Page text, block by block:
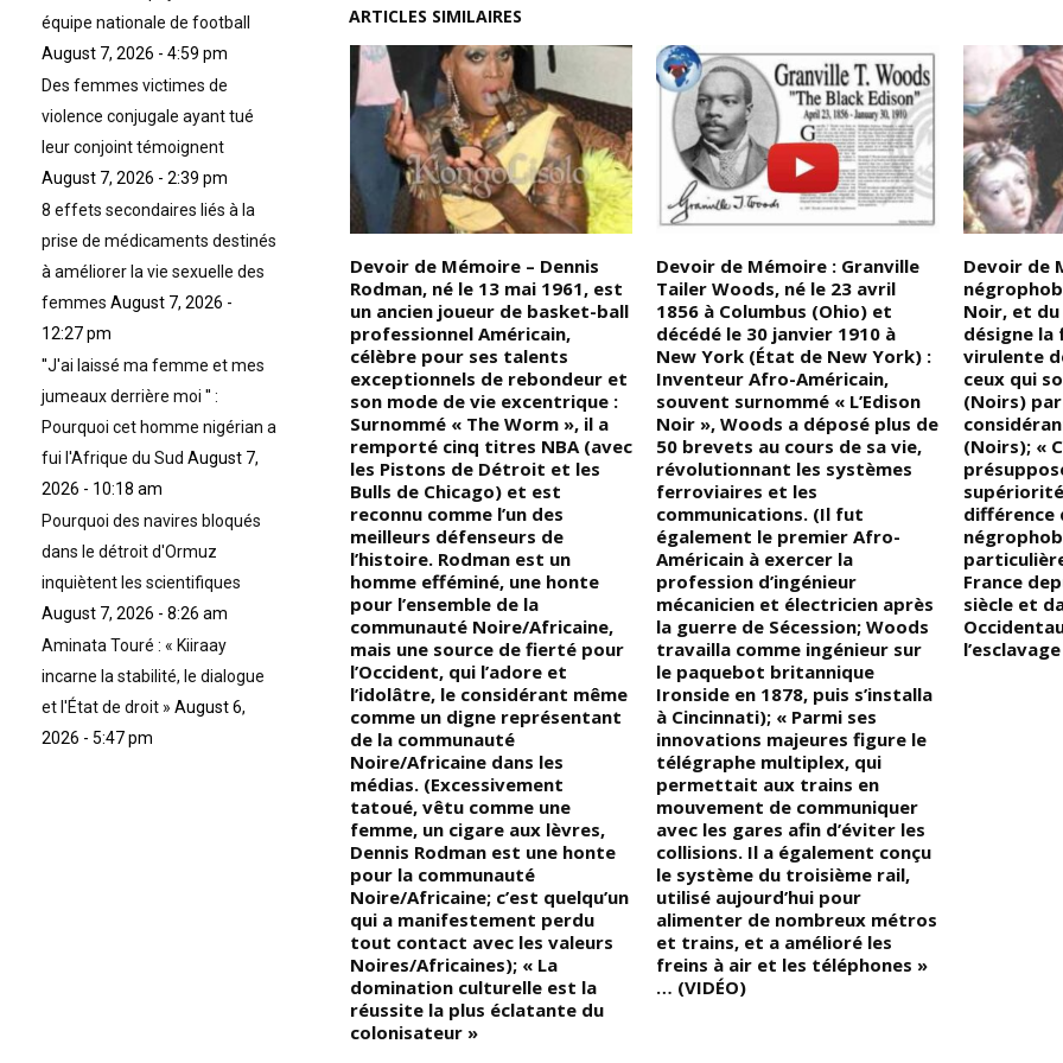
ARTICLES SIMILAIRES
Devoir de Mémoire – Amelia
noblesse sont jetées aux
oubliettes : Une femme
Noire/Africaine nommée Amelia
Bassano Lanier aurait-elle écrit
en secret les pièces de
Shakespeare ? La rumeur
circule depuis des années selon
laquelle une femme
Noire/Africaine nommée Amelia
Bassano Lanier serait l’auteure
responsable de toutes les
pièces de William Shakespeare,
mais elle est morte dans la
pauvreté en 1645, et elle n’a
jamais reçu un sou de ses
œuvres); « William
Shakespeare était analphabète
et pouvait à peine écrire son
propre nom »
Devoir de Mémoire – Dennis
Rodman, né le 13 mai 1961, est
un ancien joueur de basket-ball
professionnel Américain,
célèbre pour ses talents
exceptionnels de rebondeur et
son mode de vie excentrique :
Surnommé « The Worm », il a
remporté cinq titres NBA (avec
les Pistons de Détroit et les
Bulls de Chicago) et est
reconnu comme l’un des
meilleurs défenseurs de
l’histoire. Rodman est un
homme efféminé, une honte
pour l’ensemble de la
communauté Noire/Africaine,
mais une source de fierté pour
l’Occident, qui l’adore et
l’idolâtre, le considérant même
comme un digne représentant
de la communauté
Noire/Africaine dans les
médias. (Excessivement
tatoué, vêtu comme une
femme, un cigare aux lèvres,
Dennis Rodman est une honte
pour la communauté
Noire/Africaine; c’est quelqu’un
qui a manifestement perdu
tout contact avec les valeurs
Noires/Africaines); « La
domination culturelle est la
réussite la plus éclatante du
colonisateur »
Devoir de Mémoire : Granville
Tailer Woods, né le 23 avril
1856 à Columbus (Ohio) et
décédé le 30 janvier 1910 à
New York (État de New York) :
Inventeur Afro-Américain,
souvent surnommé « L’Edison
Noir », Woods a déposé plus de
50 brevets au cours de sa vie,
révolutionnant les systèmes
ferroviaires et les
communications. (Il fut
également le premier Afro-
Américain à exercer la
profession d’ingénieur
mécanicien et électricien après
la guerre de Sécession; Woods
travailla comme ingénieur sur
le paquebot britannique
Ironside en 1878, puis s’installa
à Cincinnati); « Parmi ses
innovations majeures figure le
télégraphe multiplex, qui
permettait aux trains en
mouvement de communiquer
avec les gares afin d’éviter les
collisions. Il a également conçu
le système du troisième rail,
utilisé aujourd’hui pour
alimenter de nombreux métros
et trains, et a amélioré les
freins à air et les téléphones »
… (VIDÉO)
Devoir de
Noir, et
désigne la
virulente
ceux qui
(Noirs)
(Noirs); «
différence
France
siècle et
équipe nationale de football
August 7, 2026 - 4:59 pm
Des femmes victimes de
violence conjugale ayant tué
leur conjoint témoignent
August 7, 2026 - 2:39 pm
8 effets secondaires liés à la
prise de médicaments destinés
à améliorer la vie sexuelle des
femmes August 7, 2026 -
12:27 pm
''J'ai laissé ma femme et mes
jumeaux derrière moi '' :
Pourquoi cet homme nigérian a
fui l'Afrique du Sud August 7,
2026 - 10:18 am
Pourquoi des navires bloqués
dans le détroit d'Ormuz
inquiètent les scientifiques
August 7, 2026 - 8:26 am
Aminata Touré : « Kiiraay
incarne la stabilité, le dialogue
et l'État de droit » August 6,
2026 - 5:47 pm